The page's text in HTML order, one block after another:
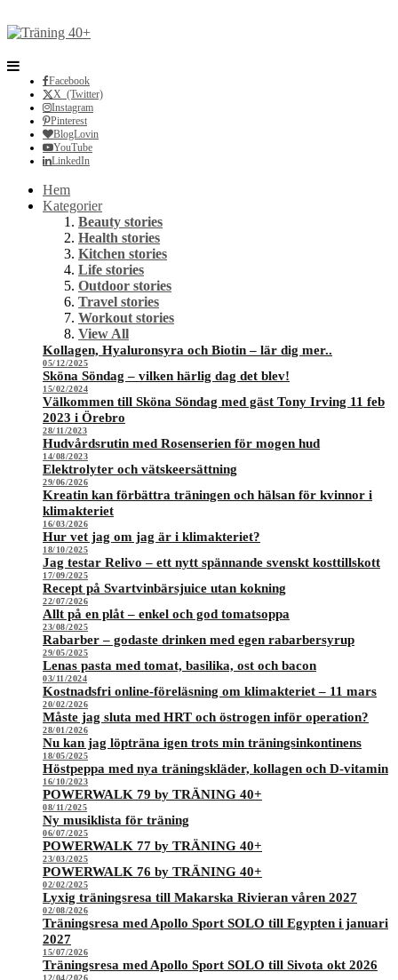
Facebook
X (Twitter)
Instagram
Pinterest
BlogLovin
YouTube
LinkedIn
Hem
Kategorier
Beauty stories
Health stories
Kitchen stories
Life stories
Outdoor stories
Travel stories
Workout stories
View All
Kollagen, Hyaluronsyra och Biotin – lär dig mer..
05/12/2025
Sköna Söndag – vilken härlig dag det blev!
15/02/2024
Välkommen till Sköna Söndag med gäst Tony Irving 11 feb
2023 i Örebro
28/11/2023
Hudvårdsrutin med Rosenserien för mogen hud
14/08/2023
Elektrolyter och vätskeersättning
29/06/2026
Kreatin kan förbättra träningen och hälsan för kvinnor i
klimakteriet
16/03/2026
Hur vet jag om jag är i klimakteriet?
18/10/2025
Jag testar Relivo – ett nytt spännande svenskt kosttillskott
17/09/2025
Recept på Svartvinbärsjuice utan kokning
22/07/2026
Allt på en plåt – enkel och god tomatsoppa
23/08/2025
Rabarber – godaste drinken med egen rabarbersyrup
29/05/2025
Lenas pasta med tomat, basilika, ost och bacon
03/11/2024
Kostnadsfri online-föreläsning om klimakteriet – 11 mars
20/02/2026
Måste jag sluta med HRT och östrogen inför operation?
28/01/2026
Nu kan jag löpträna igen trots min träningsinkontinens
18/05/2025
Höstpeppa med nya träningskläder, kollagen och D-vitamin
16/10/2023
POWERWALK 79 by TRÄNING 40+
08/11/2025
Ny musiklista för träning
06/07/2025
POWERWALK 77 by TRÄNING 40+
23/03/2025
POWERWALK 76 by TRÄNING 40+
02/02/2025
Lyxig träningsresa till Makarska Rivieran våren 2027
02/08/2026
Träningsresa med Apollo Sport SOLO till Egypten i januari
2027
15/07/2026
Träningsresa med Apollo Sport SOLO till Sivota okt 2026
12/04/2026